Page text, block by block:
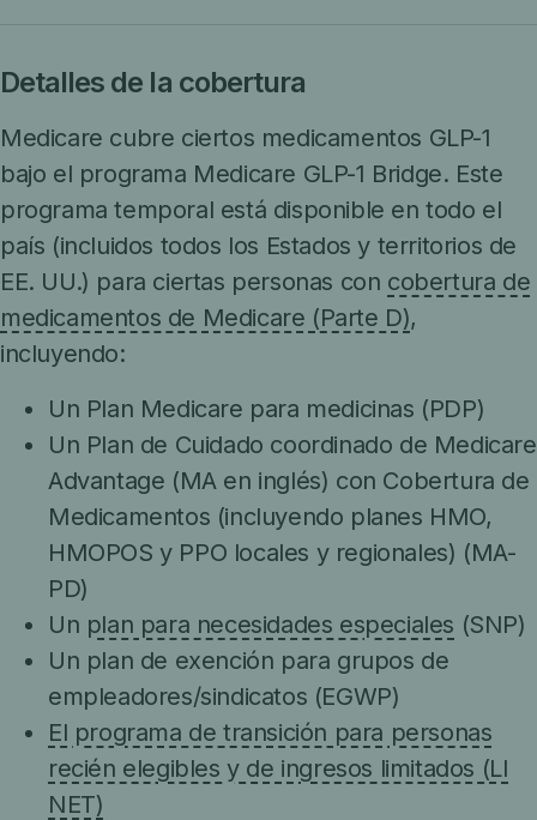
Detalles de la cobertura
Medicare cubre ciertos medicamentos GLP-1
bajo el programa Medicare GLP-1 Bridge. Este
programa temporal está disponible en todo el
país (incluidos todos los Estados y territorios de
EE. UU.) para ciertas personas con cobertura de
medicamentos de Medicare (Parte D),
incluyendo:
Un Plan Medicare para medicinas (PDP)
Un Plan de Cuidado coordinado de Medicare
Advantage (MA en inglés) con Cobertura de
Medicamentos (incluyendo planes HMO,
HMOPOS y PPO locales y regionales) (MA-
PD)
Un plan para necesidades especiales (SNP)
Un plan de exención para grupos de
empleadores/sindicatos (EGWP)
El programa de transición para personas
recién elegibles y de ingresos limitados (LI
NET)